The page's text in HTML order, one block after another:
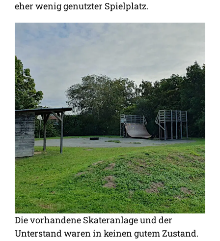
eher wenig genutzter Spielplatz.
Die vorhandene Skateranlage und der
Unterstand waren in keinen gutem Zustand.